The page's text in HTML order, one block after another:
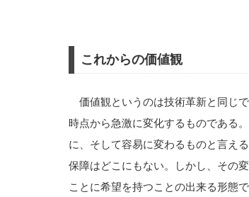
これからの価値観
価値観というのは技術革新と同じ
時点から急激に変化するものである
に、そして容易に変わるものと言え
保障はどこにもない。しかし、その
ことに希望を持つことの出来る形態